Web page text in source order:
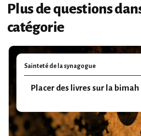
Plus de questions
catégorie
Sainteté de la synagogue
Placer des livres sur la bimah